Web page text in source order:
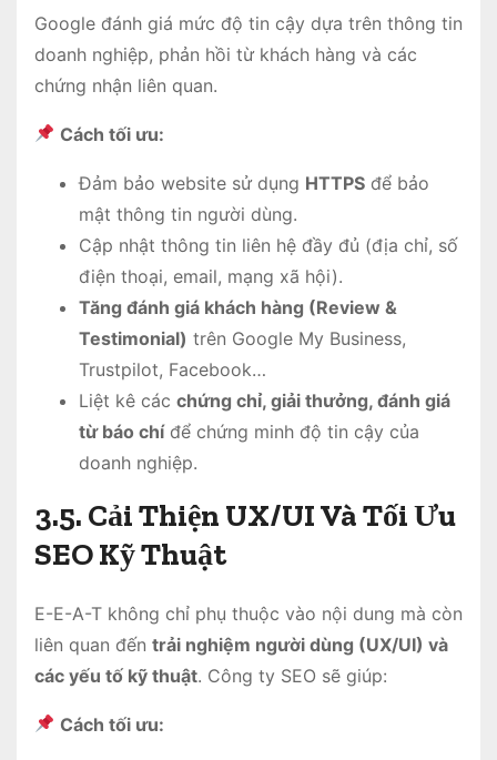
Google đánh giá mức độ tin cậy dựa trên thông tin
doanh nghiệp, phản hồi từ khách hàng và các
chứng nhận liên quan.
Cách tối ưu:
Đảm bảo website sử dụng HTTPS để bảo
mật thông tin người dùng.
Cập nhật thông tin liên hệ đầy đủ (địa chỉ, số
điện thoại, email, mạng xã hội).
Tăng đánh giá khách hàng (Review &
Testimonial) trên Google My Business,
Trustpilot, Facebook…
Liệt kê các chứng chỉ, giải thưởng, đánh giá
từ báo chíđể chứng minh độ tin cậy của
doanh nghiệp.
3.5. Cải Thiện UX/UI Và Tối Ưu
SEO Kỹ Thuật
E-E-A-T không chỉ phụ thuộc vào nội dung mà còn
liên quan đến trải nghiệm người dùng (UX/UI) và
các yếu tố kỹ thuật. Công ty SEO sẽ giúp:
Cách tối ưu: